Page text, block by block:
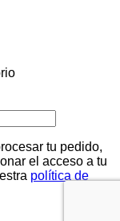
tu pedido,
el acceso a tu
política de